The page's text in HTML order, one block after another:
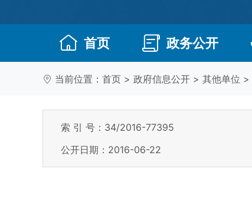
首页 政务公开
当前位置： 首页 > 政府信息公开 > 其他单位 >
索 引 号：34/2016-77395
公开日期：2016-06-22